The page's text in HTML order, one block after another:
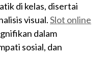
di kelas, disertai
visual.Slot online
dalam
sosial, dan